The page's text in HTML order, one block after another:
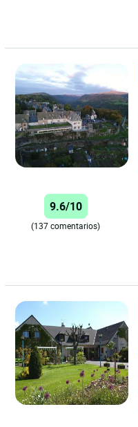
9.6/10
(137 comentarios)